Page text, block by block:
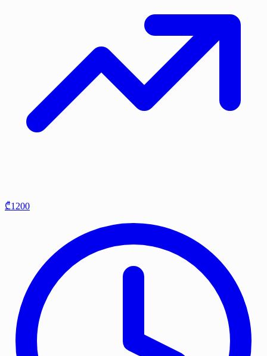
₾1200